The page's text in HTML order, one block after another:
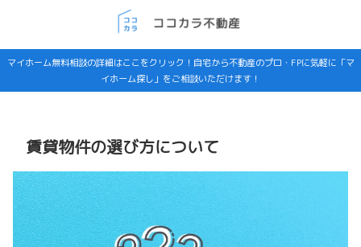
マイホーム無料相談の詳細はここをクリック！自宅から不動産のプロ・FPに気軽に「マ
イホーム探し」をご相談いただけます！
賃貸物件の選び方について